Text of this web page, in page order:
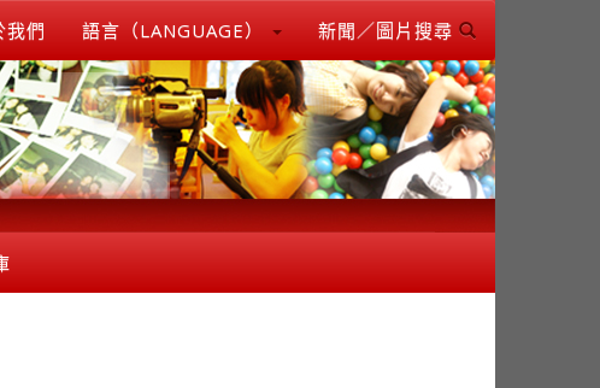
我們 語言（LANGUAGE） 新聞／圖片搜尋